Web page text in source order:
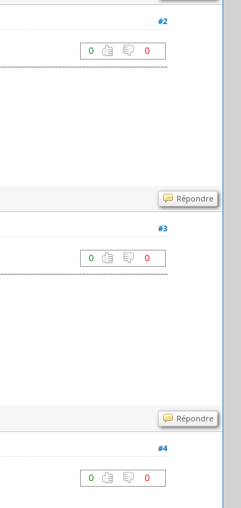
#2
0 0
Répondre
#3
0 0
Répondre
#4
0 0